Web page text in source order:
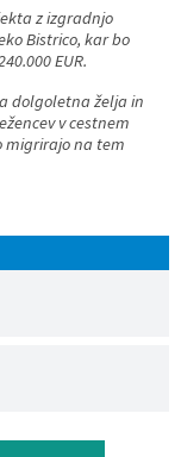
z izgradnjo
Bistrico, kar bo
EUR.
dolgoletna želja in
v cestnem
migrirajo na tem